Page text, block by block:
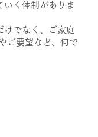
いく体制がありま
けでなく、ご家庭
ご要望など、何で